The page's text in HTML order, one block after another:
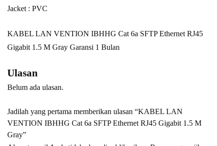
Jacket : PVC
KABEL LAN VENTION IBHHG Cat 6a SFTP Ethernet RJ45
Gigabit 1.5 M Gray Garansi 1 Bulan
Ulasan
Belum ada ulasan.
Jadilah yang pertama memberikan ulasan “KABEL LAN
VENTION IBHHG Cat 6a SFTP Ethernet RJ45 Gigabit 1.5 M
Gray”